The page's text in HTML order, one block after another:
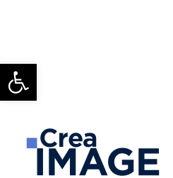
Ouvrir la barre d’outils